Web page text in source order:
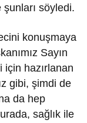
söyledi.
konuşmaya
Sayın
için hazırlanan
gibi, şimdi de
da hep
sağlık ile